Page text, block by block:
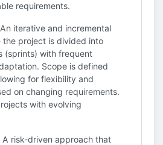
requirements.
An iterative and incremental
the project is divided into
(sprints) with frequent
Scope is defined
for flexibility and
on changing requirements.
with evolving
A risk-driven approach that